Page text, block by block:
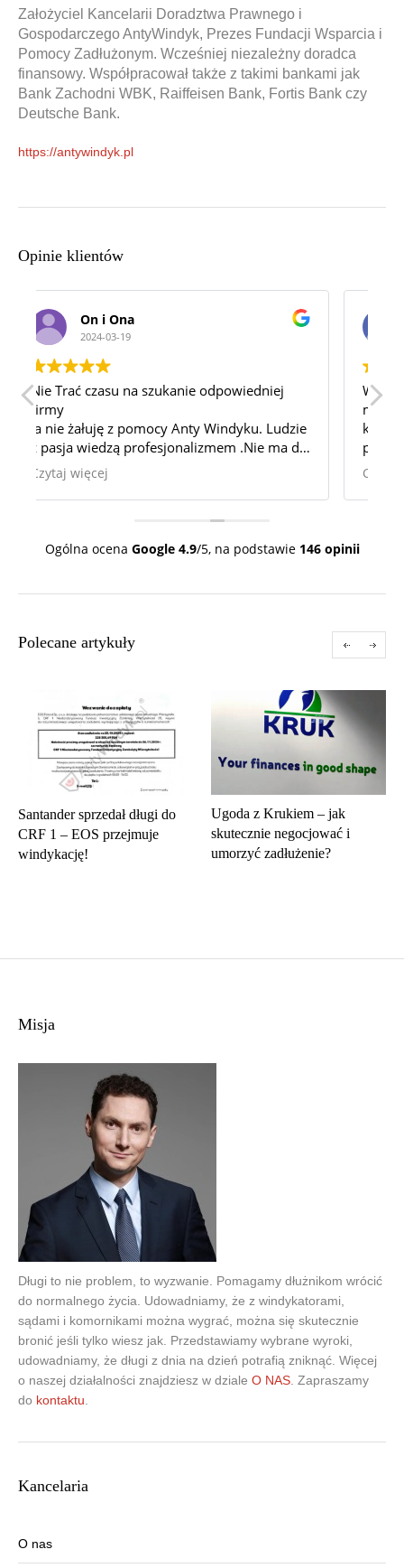
Założyciel Kancelarii Doradztwa Prawnego i
Gospodarczego AntyWindyk, Prezes Fundacji Wsparcia i
Pomocy Zadłużonym. Wcześniej niezależny doradca
finansowy. Współpracował także z takimi bankami jak
Bank Zachodni WBK, Raiffeisen Bank, Fortis Bank czy
Deutsche Bank.
https://antywindyk.pl
Opinie klientów
Katarzyna sielska
2024-03-06
Wspaniałą Kancelaria! Najlepsza z jaką
miałam kontakt. Pomogli mi w sprawie,
która wydawała się beznadziejna i
powodowala u mnie ogromny stres. Sukces
100%.
Bardzo jestem wdzięczna za pomoc i
okazaną cierpliwość.
Tę Kancelarie mogę wszystkim polecić z
całym sercem.
Czytaj więcej
Ogólna ocena Google 4.9/5, na podstawie 146 opinii
Polecane artykuły
Santander sprzedał długi do
CRF 1 – EOS przejmuje
windykację!
Ugoda z Krukiem – jak
skutecznie negocjować i
umorzyć zadłużenie?
Misja
Długi to nie problem, to wyzwanie. Pomagamy dłużnikom wrócić
do normalnego życia. Udowadniamy, że z windykatorami,
sądami i komornikami można wygrać, można się skutecznie
bronić jeśli tylko wiesz jak. Przedstawiamy wybrane wyroki,
udowadniamy, że długi z dnia na dzień potrafią zniknąć. Więcej
o naszej działalności znajdziesz w dziale O NAS . Zapraszamy
do kontaktu
Kancelaria
O nas